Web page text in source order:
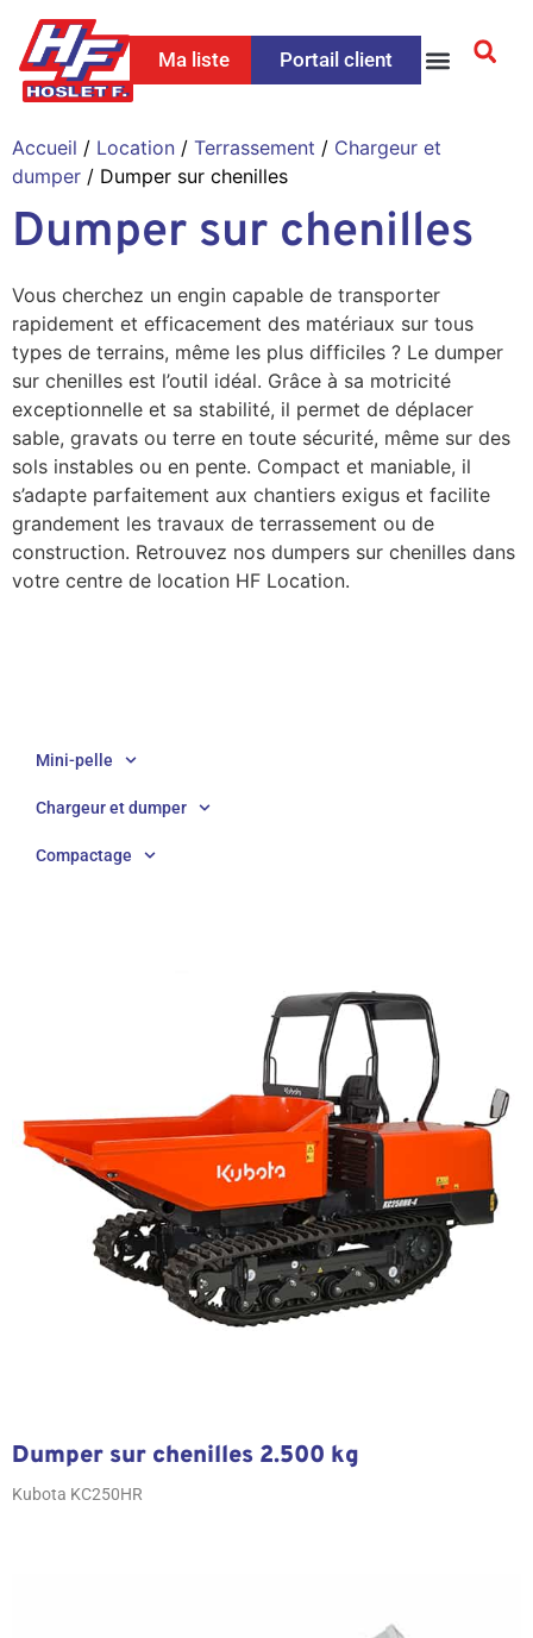
Ma liste Portail client
Accueil / Location / Terrassement / Chargeur et
dumper / Dumper sur chenilles
Dumper sur chenilles
Vous cherchez un engin capable de transporter
rapidement et efficacement des matériaux sur tous
types de terrains, même les plus difficiles ? Le dumper
sur chenilles est l’outil idéal. Grâce à sa motricité
exceptionnelle et sa stabilité, il permet de déplacer
sable, gravats ou terre en toute sécurité, même sur des
sols instables ou en pente. Compact et maniable, il
s’adapte parfaitement aux chantiers exigus et facilite
grandement les travaux de terrassement ou de
construction. Retrouvez nos dumpers sur chenilles dans
votre centre de location HF Location.
Mini-pelle
Chargeur et dumper
Compactage
Dumper sur chenilles 2.500 kg
Kubota KC250HR